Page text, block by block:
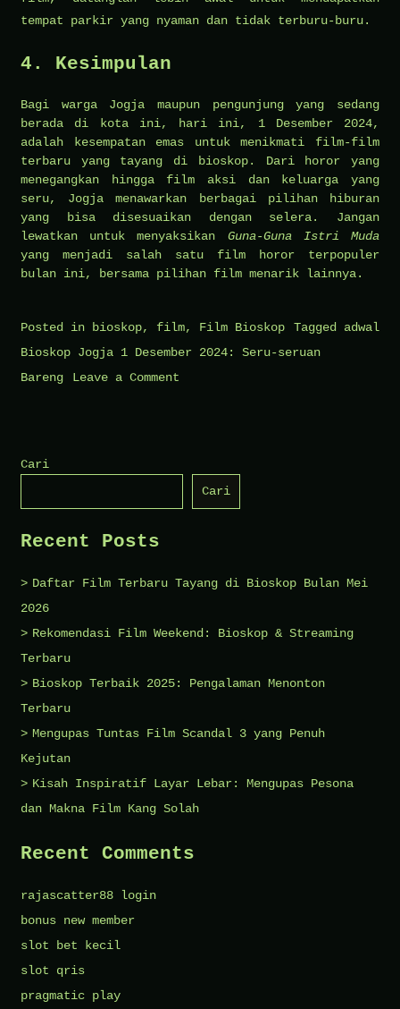
tempat parkir yang nyaman dan tidak terburu-buru.
4. Kesimpulan
Bagi warga Jogja maupun pengunjung yang sedang
berada di kota ini, hari ini, 1 Desember 2024,
adalah kesempatan emas untuk menikmati film-film
terbaru yang tayang di bioskop. Dari horor yang
menegangkan hingga film aksi dan keluarga yang
seru, Jogja menawarkan berbagai pilihan hiburan
yang bisa disesuaikan dengan selera. Jangan
lewatkan untuk menyaksikan Guna-Guna Istri Muda
yang menjadi salah satu film horor terpopuler
bulan ini, bersama pilihan film menarik lainnya.
Posted in bioskop, film, Film Bioskop Tagged adwal
Bioskop Jogja 1 Desember 2024: Seru-seruan
Bareng
Leave a Comment
1
seruan
‘Guna-
Istri
dan
Lainnya
Cari
Cari
Recent Posts
Daftar Film Terbaru Tayang di Bioskop Bulan Mei
2026
Rekomendasi Film Weekend: Bioskop & Streaming
Terbaru
Bioskop Terbaik 2025: Pengalaman Menonton
Terbaru
Mengupas Tuntas Film Scandal 3 yang Penuh
Kejutan
Kisah Inspiratif Layar Lebar: Mengupas Pesona
dan Makna Film Kang Solah
Recent Comments
rajascatter88 login
bonus new member
slot bet kecil
slot qris
pragmatic play